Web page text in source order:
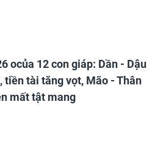
ocủa 12 con giáp: Dần - Dậu
tài tăng vọt, Mão - Thân